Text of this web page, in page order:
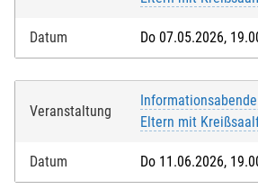
Datum Do 07.05.2026,
Veranstaltung
Eltern mit
Datum Do 11.06.2026,